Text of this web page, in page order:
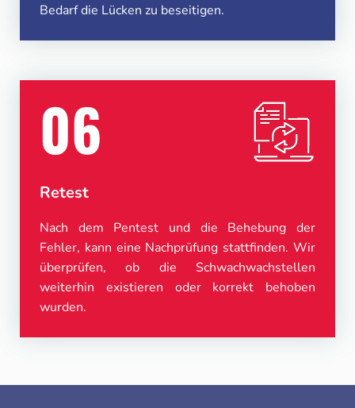
Bedarf die Lücken zu beseitigen.
06
Retest
Nach dem Pentest und die Behebung der
Fehler, kann eine Nachprüfung stattfinden. Wir
überprüfen, ob die Schwachwachstellen
weiterhin existieren oder korrekt behoben
wurden.